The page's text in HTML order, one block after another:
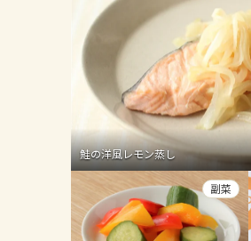
鮭の洋風レモン蒸し
副菜